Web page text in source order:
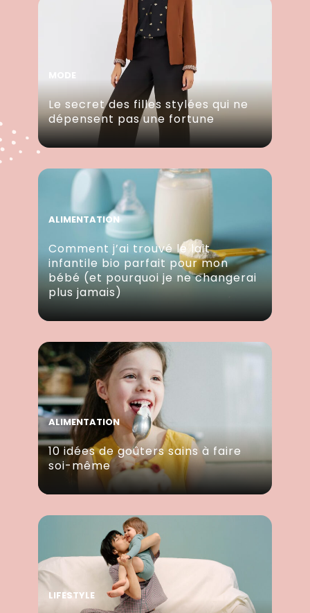
Le secret des filles stylées qui ne
dépensent pas une fortune
ALIMENTATION
Comment j’ai trouvé le lait
infantile bio parfait pour mon
bébé (et pourquoi je ne changerai
plus jamais)
ALIMENTATION
10 idées de goûters sains à faire
soi-même
LIFESTYLE